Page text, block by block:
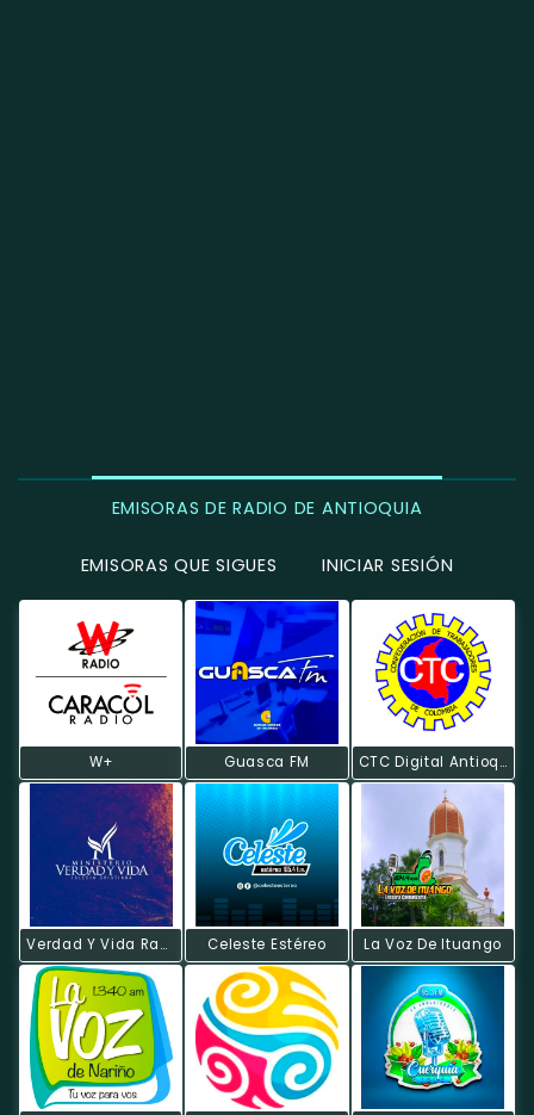
EMISORAS DE RADIO DE ANTIOQUIA
EMISORAS QUE SIGUES INICIAR SESIÓN
W+ Guasca FM CTC Digital Antioquia
Verdad Y Vida Radio Celeste Estéreo La Voz De Ituango